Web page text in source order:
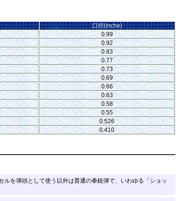
口径(inche)
0.99
0.92
0.83
0.77
0.73
0.69
0.66
0.63
0.58
0.55
0.526
0.410
を弾頭として使う以外は普通の拳銃弾で、いわゆる「ショッ